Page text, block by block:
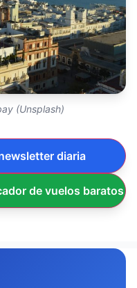
(Unsplash)
diaria
de vuelos baratos